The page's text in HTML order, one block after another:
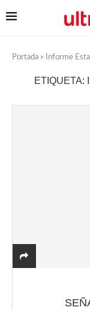
Portada » Informe
ETIQUETA: